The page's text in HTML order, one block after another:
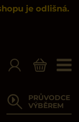
je odlišná.
PRŮVODCE
VÝBĚREM